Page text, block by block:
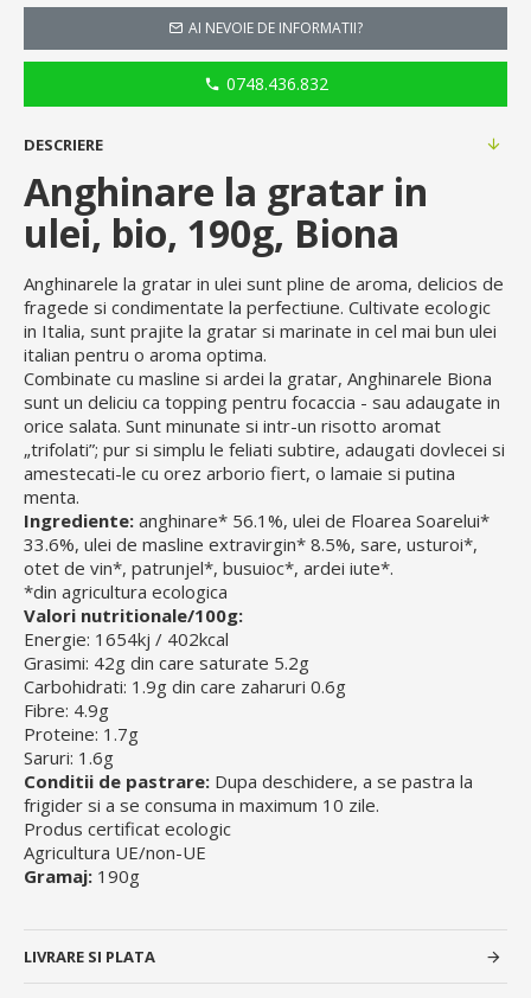
AI NEVOIE DE INFORMATII?
0748.436.832
DESCRIERE
Anghinare la gratar in
ulei, bio, 190g, Biona
Anghinarele la gratar in ulei sunt pline de aroma, delicios de
fragede si condimentate la perfectiune. Cultivate ecologic
in Italia, sunt prajite la gratar si marinate in cel mai bun ulei
italian pentru o aroma optima.
Combinate cu masline si ardei la gratar, Anghinarele Biona
sunt un deliciu ca topping pentru focaccia - sau adaugate in
orice salata. Sunt minunate si intr-un risotto aromat
„trifolati”; pur si simplu le feliati subtire, adaugati dovlecei si
amestecati-le cu orez arborio fiert, o lamaie si putina
menta.
Ingrediente: anghinare* 56.1%, ulei de Floarea Soarelui*
33.6%, ulei de masline extravirgin* 8.5%, sare, usturoi*,
otet de vin*, patrunjel*, busuioc*, ardei iute*.
*din agricultura ecologica
Valori nutritionale/100g:
Energie: 1654kj / 402kcal
Grasimi: 42g din care saturate 5.2g
Carbohidrati: 1.9g din care zaharuri 0.6g
Fibre: 4.9g
Proteine: 1.7g
Saruri: 1.6g
Conditii de pastrare: Dupa deschidere, a se pastra la
frigider si a se consuma in maximum 10 zile.
Produs certificat ecologic
Agricultura UE/non-UE
Gramaj: 190g
LIVRARE SI PLATA